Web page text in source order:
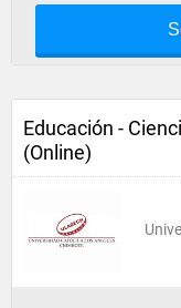
Educación -
(Online)